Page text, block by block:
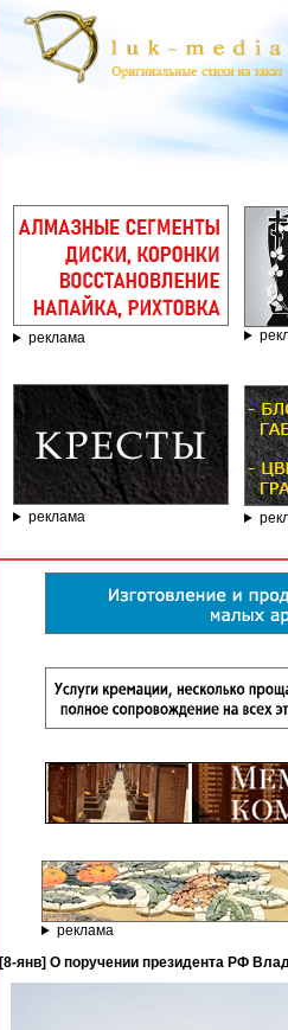
реклама
реклама
реклама
[8-янв] О поручении президента РФ